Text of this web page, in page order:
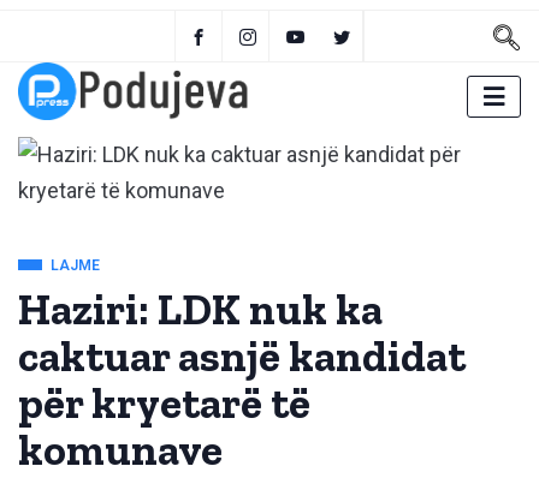
LAJME
Haziri: LDK nuk ka
caktuar asnjë kandidat
për kryetarë të
komunave